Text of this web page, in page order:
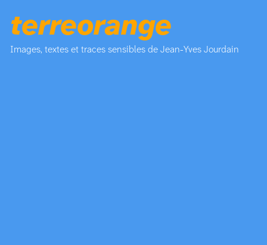
terreorange
Images, textes et traces sensibles de Jean-Yves Jourdain